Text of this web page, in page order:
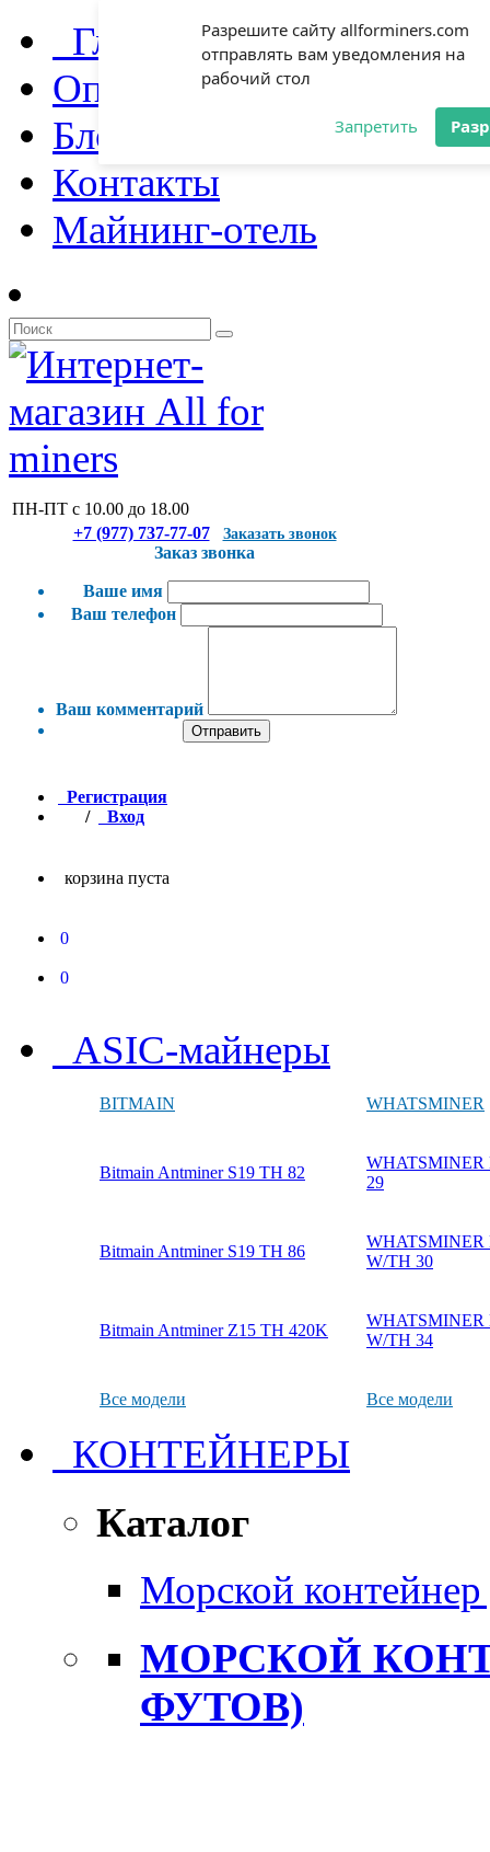
Разрешите сайту allforminers.com
отправлять вам уведомления на
рабочий стол
Запретить
Главная
Оплата и доставка
Блог
Контакты
Майнинг-отель
ПН-ПТ с 10.00 до 18.00
+7 (977) 737-77-07
Заказать звонок
Заказ звонка
Ваше имя
Ваш телефон
Ваш комментарий
Отправить
Регистрация
/
Вход
корзина пуста
0
0
ASIC-майнеры
BITMAIN WHATSMINER
Bitmain Antminer S19 TH 82
WHATSMINER
29
Bitmain Antminer S19 TH 86
WHATSMINER
W/TH 30
Bitmain Antminer Z15 TH 420K
WHATSMINER
W/TH 34
Все модели Все модели
КОНТЕЙНЕРЫ
Каталог
Морской
МОРСКОЙ
ФУТОВ)